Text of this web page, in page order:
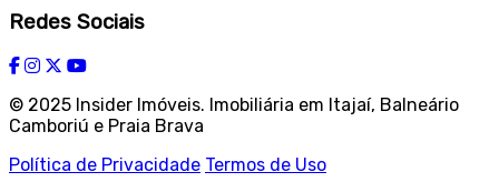
Redes Sociais
© 2025 Insider Imóveis. Imobiliária em Itajaí, Balneário
Camboriú e Praia Brava
Política de Privacidade Termos de Uso